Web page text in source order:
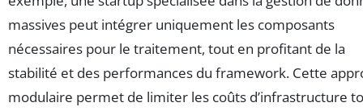
massives peut intégrer uniquement les composants
nécessaires pour le traitement, tout en profitant de la
stabilité et des performances du framework. Cette
modulaire permet de limiter les coûts d’infrastructure